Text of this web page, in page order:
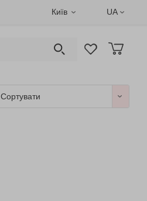
Київ UA
Сортувати